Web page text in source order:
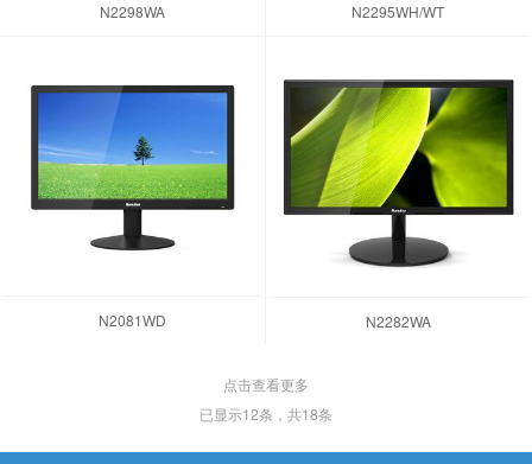
N2298WA N2295WH/WT
N2081WD N2282WA
点击查看更多
已显示12条，共18条